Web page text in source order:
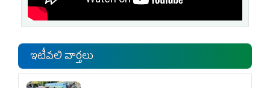
ఇటీవలి వార్తలు